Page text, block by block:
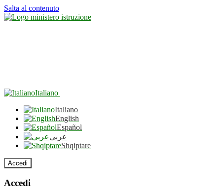
Salta al contenuto
Italiano
Italiano
English
Español
عربى
Shqiptare
Accedi
Accedi